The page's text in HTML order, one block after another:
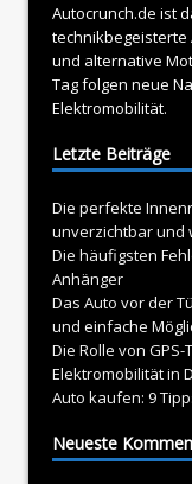
Autocrunch.de ist
und alternative
Tag folgen neue
Elektromobilität.
Letzte Beiträge
Die perfekte
unverzichtbar und
Die häufigsten
Anhänger
Das Auto vor der
und einfache
Die Rolle von
Elektromobilität in
Auto kaufen: 9
Neueste